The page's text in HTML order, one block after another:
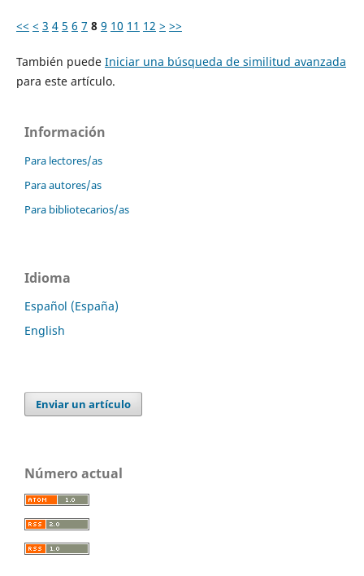
<< < 3 4 5 6 7 8 9 10 11 12 > >>
También puede Iniciar una búsqueda de similitud avanzada
para este artículo.
Información
Para lectores/as
Para autores/as
Para bibliotecarios/as
Idioma
Español (España)
English
Enviar un artículo
Número actual